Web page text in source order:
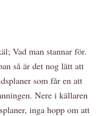
Vad man stannar för.
så är det nog lätt att
som får en att
Nere i källaren
inga hopp om att